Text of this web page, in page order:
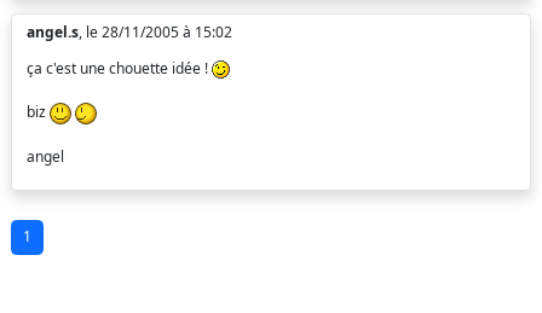
angel.s, le 28/11/2005 à 15:02
ça c'est une chouette idée !
biz
angel
1